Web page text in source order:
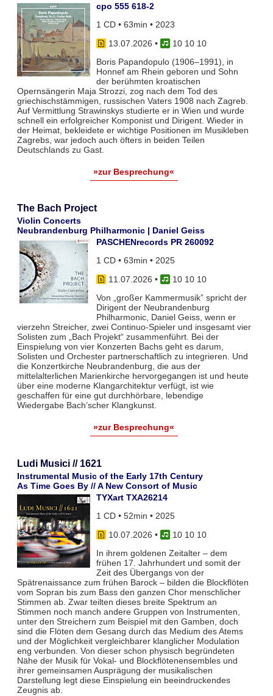
cpo 555 618-2
1 CD • 63min • 2023
13.07.2026 •
10 10 10
Boris Papandopulo (1906–1991), in
Honnef am Rhein geboren und Sohn
der berühmten kroatischen
Opernsängerin Maja Strozzi, zog nach dem Tod des
griechischstämmigen, russischen Vaters 1908 nach Zagreb.
Auf Vermittlung Strawinskys studierte er in Wien und wurde
schnell ein erfolgreicher Komponist und Dirigent. Wieder in
der Heimat, bekleidete er wichtige Positionen im Musikleben
Zagrebs, war jedoch auch öfters in beiden Teilen
Deutschlands zu Gast.
»zur Besprechung«
The Bach Project
Violin Concerts
Neubrandenburg Philharmonic | Daniel Geiss
PASCHENrecords PR 260092
1 CD • 63min • 2025
11.07.2026 •
10 10 10
Von „großer Kammermusik” spricht der
Dirigent der Neubrandenburg
Philharmonic, Daniel Geiss, wenn er
vierzehn Streicher, zwei Continuo-Spieler und insgesamt vier
Solisten zum „Bach Projekt“ zusammenführt. Bei der
Einspielung von vier Konzerten Bachs geht es darum,
Solisten und Orchester partnerschaftlich zu integrieren. Und
die Konzertkirche Neubrandenburg, die aus der
mittelalterlichen Marienkirche hervorgegangen ist und heute
über eine moderne Klangarchitektur verfügt, ist wie
geschaffen für eine gut durchhörbare, lebendige
Wiedergabe Bach’scher Klangkunst.
»zur Besprechung«
Ludi Musici // 1621
Instrumental Music of the Early 17th Century
As Time Goes By // A New Consort of Music
TYXart TXA26214
1 CD • 52min • 2025
10.07.2026 •
10 10 10
In ihrem goldenen Zeitalter – dem
frühen 17. Jahrhundert und somit der
Zeit des Übergangs von der
Spätrenaissance zum frühen Barock – bilden die Blockflöten
vom Sopran bis zum Bass den ganzen Chor menschlicher
Stimmen ab. Zwar teil­ten dieses breite Spektrum an
Stimmen noch manch andere Gruppen von Instrumenten,
unter den Streichern zum Bei­spiel mit den Gamben, doch
sind die Flöten dem Gesang durch das Medium des Atems
und der Möglichkeit vergleich­barer klanglicher Modulation
eng verbunden. Von dieser schon physisch begründeten
Nähe der Musik für Vokal- und Blockflö­tenensembles und
ihrer gemeinsamen Ausprägung der musikalischen
Darstellung legt diese Einspielung ein beeindruckendes
Zeugnis ab.